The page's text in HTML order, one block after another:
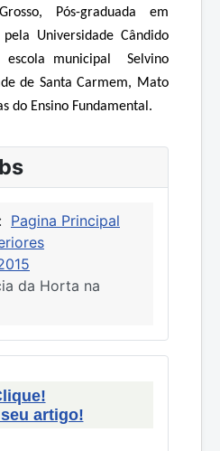
Pós-graduada em
Universidade Cândido
escola municipal Selvino
de Santa Carmem, Mato
do Ensino Fundamental.
Pagina Principal
da Horta na
artigo!